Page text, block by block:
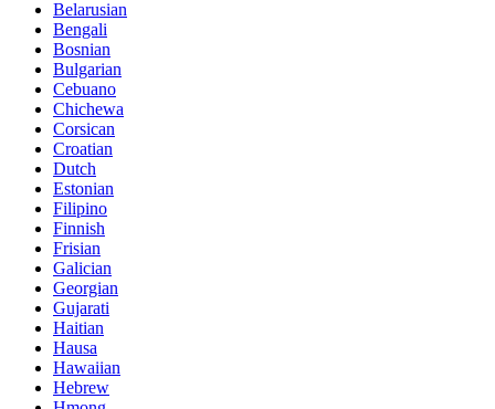
Belarusian
Bengali
Bosnian
Bulgarian
Cebuano
Chichewa
Corsican
Croatian
Dutch
Estonian
Filipino
Finnish
Frisian
Galician
Georgian
Gujarati
Haitian
Hausa
Hawaiian
Hebrew